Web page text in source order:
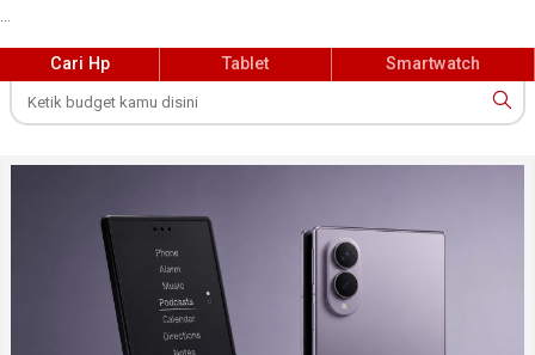
Cari Hp Tablet Smartwatch